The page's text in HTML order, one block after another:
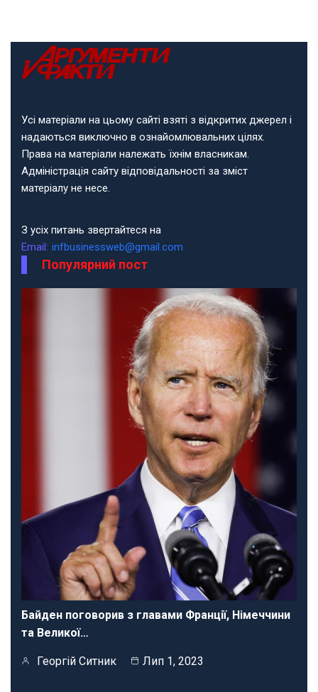
Усі матеріали на цьому сайті взяті з відкритих джерел і
надаються виключно в ознайомлювальних цілях.
Права на матеріали належать їхнім власникам.
Адміністрація сайту відповідальності за зміст
матеріалу не несе.
З усіх питань звертайтеся на
Email: infbusinessweb@gmail.com
Популярний пост
Байден поговорив з главами Франції, Німеччини
та Великої…
Георгій Ситник Лип 1, 2023